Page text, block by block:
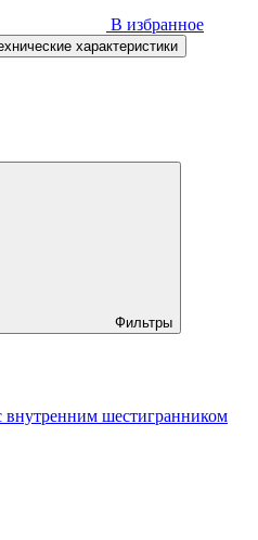
В избранное
характеристики
Фильтры
шестигранником